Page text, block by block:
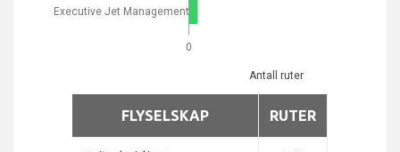
0
Antall ruter
Executive Jet Management
FLYSELSKAP RUTER